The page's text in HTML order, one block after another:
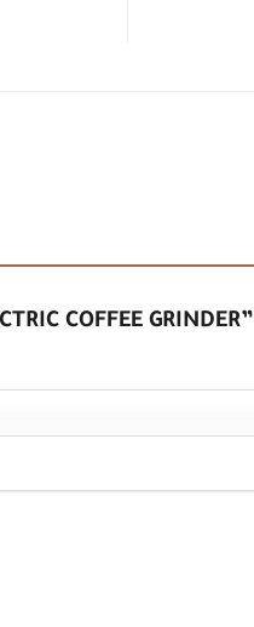
COFFEE GRINDER”